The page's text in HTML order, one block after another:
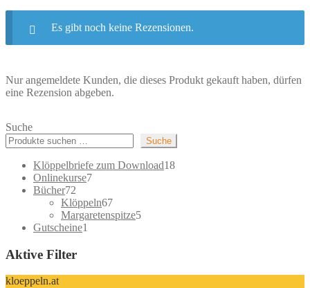
Es gibt noch keine Rezensionen.
Nur angemeldete Kunden, die dieses Produkt gekauft haben, dürfen
eine Rezension abgeben.
Suche
Suche
Klöppelbriefe zum Download1818
Onlinekurse77
Bücher72
Produkte
Klöppeln6767
Produkte
Margaretenspitze55
Gutscheine1
Aktive Filter
kloeppeln.at